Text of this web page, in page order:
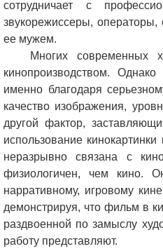
сотрудничает с
звукорежиссеры,
ее мужем.
Многих современных
кинопроизводством.
именно благодаря
качество изображения,
другой фактор,
использование
неразрывно связана с
физиологичен, чем кино.
нарративному, игровому
демонстрируя, что фильм в
раздвоенной по замыслу
работу представляют.